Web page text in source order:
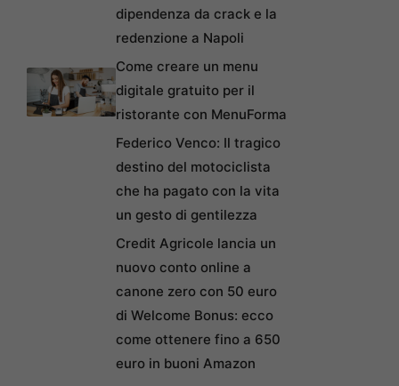
dipendenza da crack e la
redenzione a Napoli
Come creare un menu
digitale gratuito per il
ristorante con MenuForma
Federico Venco: Il tragico
destino del motociclista
che ha pagato con la vita
un gesto di gentilezza
Credit Agricole lancia un
nuovo conto online a
canone zero con 50 euro
di Welcome Bonus: ecco
come ottenere fino a 650
euro in buoni Amazon